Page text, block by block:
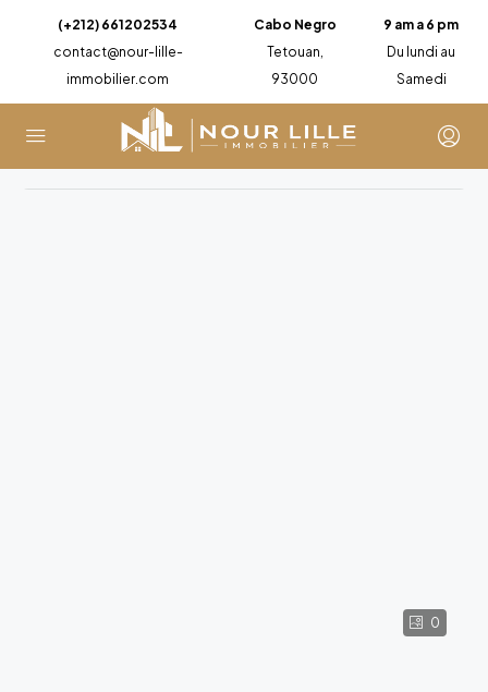
(+212) 661202534
contact@nour-lille-
immobilier.com
Cabo Negro
Tetouan,
93000
9 am a 6 pm
Du lundi au
Samedi
0